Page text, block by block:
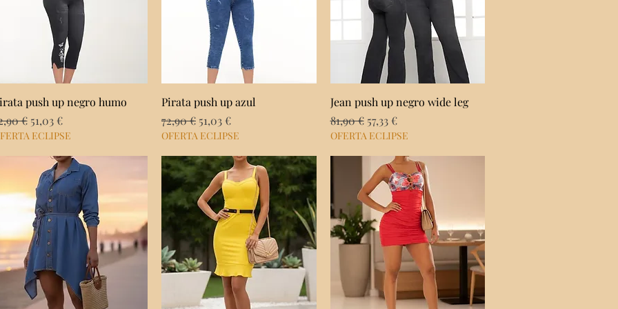
Vista rápida
push up negro humo
€ Precio de oferta
51,03 €
ECLIPSE
Vista rápida
Pirata push up azul
Precio
72,90 € Precio de oferta
51,03 €
OFERTA ECLIPSE
Vista rápida
Jean push up negro wide leg
Precio
81,90 € Precio de oferta
57,33 €
OFERTA ECLIPSE